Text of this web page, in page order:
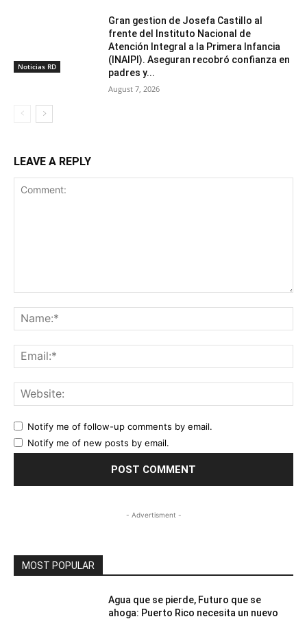
Noticias RD
Gran gestion de Josefa Castillo al
frente del Instituto Nacional de
Atención Integral a la Primera Infancia
(INAIPI). Aseguran recobró confianza en
padres y...
August 7, 2026
LEAVE A REPLY
Notify me of follow-up comments by email.
Notify me of new posts by email.
- Advertisment -
MOST POPULAR
Agua que se pierde, Futuro que se
ahoga: Puerto Rico necesita un nuevo